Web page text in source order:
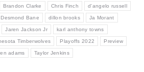
Brandon Clarke Chris Finch d'angelo russell
Desmond Bane dillon brooks Ja Morant
Jaren Jackson Jr karl anthony towns
Timberwolves Playoffs 2022 Preview
adams Taylor Jenkins